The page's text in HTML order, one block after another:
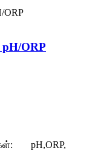
pH/ORP
pH,ORP,